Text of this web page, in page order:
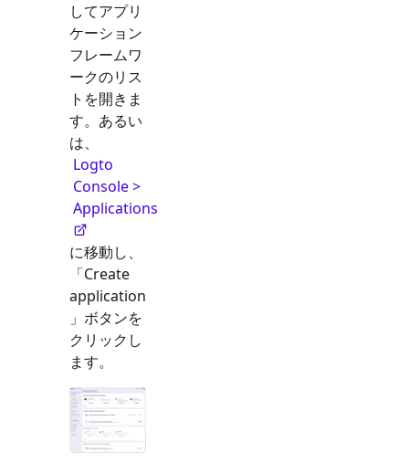
してアプリ
ケーション
フレームワ
ークのリス
トを開きま
す。あるい
は、
Logto
Console >
Applications
に移動し、
「Create
application
」ボタンを
クリックし
ます。